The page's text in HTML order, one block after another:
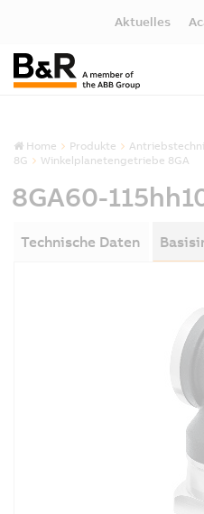
Aktuelles
Home Produkte
8G
Winkelplanetengetriebe 8GA
8GA60-
Technische Daten